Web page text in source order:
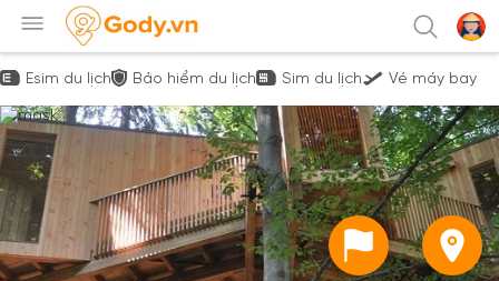
Esim du lịch Bảo hiểm du lịch Sim du lịch Vé máy bay